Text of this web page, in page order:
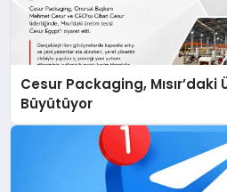
Cesur Packaging, Mısır’daki
Büyütüyor